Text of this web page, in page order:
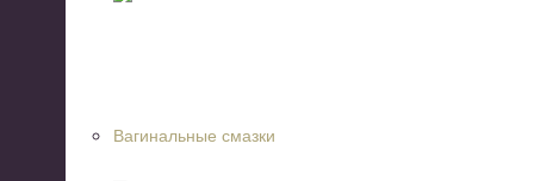
Вагинальные смазки